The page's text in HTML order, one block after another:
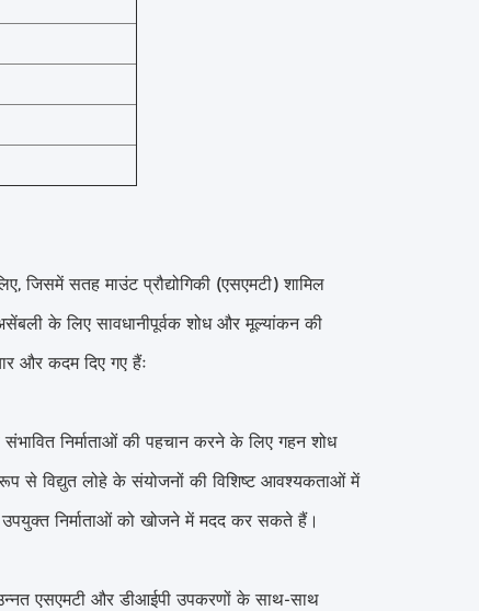
जिसमें सतह माउंट प्रौद्योगिकी (एसएमटी) शामिल
के लिए सावधानीपूर्वक शोध और मूल्यांकन की
और कदम दिए गए हैंः
संभावित निर्माताओं की पहचान करने के लिए गहन शोध
से विद्युत लोहे के संयोजनों की विशिष्ट आवश्यकताओं में
उपयुक्त निर्माताओं को खोजने में मदद कर सकते हैं।
एसएमटी और डीआईपी उपकरणों के साथ-साथ